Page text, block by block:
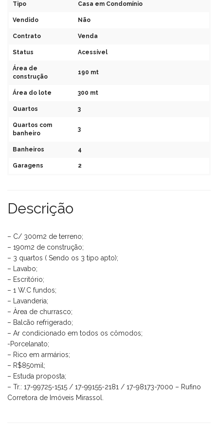
Tipo Casa em Condomínio
Vendido Não
Contrato Venda
Status Acessível
Área de
construção
190 mt
Área do lote 300 mt
Quartos 3
Quartos com
banheiro
3
Banheiros 4
Garagens 2
Descrição
– C/ 300m2 de terreno;
– 190m2 de construção;
– 3 quartos ( Sendo os 3 tipo apto);
– Lavabo;
– Escritório;
– 1 W.C fundos;
– Lavanderia;
– Àrea de churrasco;
– Balcão refrigerado;
– Ar condicionado em todos os cômodos;
-Porcelanato;
– Rico em armários;
– R$850mil;
– Estuda proposta;
– Tr.: 17-99725-1515 / 17-99155-2181 / 17-98173-7000 – Rufino
Corretora de Imóveis Mirassol.